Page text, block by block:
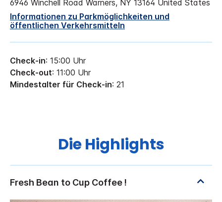
6946 Winchell Road Warners, NY 13164 United States
Informationen zu Parkmöglichkeiten und
öffentlichen Verkehrsmitteln
Check-in: 15:00 Uhr
Check-out: 11:00 Uhr
Mindestalter für Check-in: 21
Die Highlights